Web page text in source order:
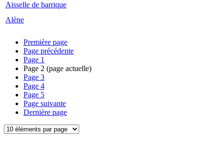
Aisselle de barrique
Alène
Première page
Page précédente
Page 1
Page 2 (page actuelle)
Page 3
Page 4
Page 5
Page suivante
Dernière page